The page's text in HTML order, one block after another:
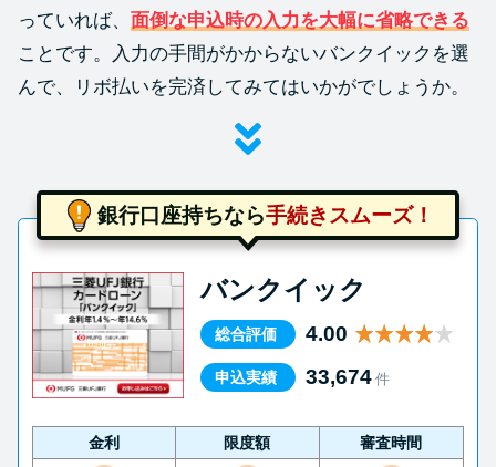
っていれば、 面倒な申込時の入力を大幅に省略できる
ことです。入力の手間がかからないバンクイックを選
んで、リボ払いを完済してみてはいかがでしょうか。
銀行口座持ちなら手続きスムーズ！
バンクイック
総合評価 4.00
申込実績 33,674 件
金利 限度額 審査時間